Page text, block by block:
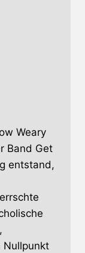
Weary
Band Get
entstand,
Nullpunkt